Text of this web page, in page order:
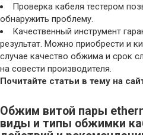
Проверка кабеля тестером
обнаружить проблему.
Качественный инструмент
результат. Можно приобрести и
случае качество обжима и срок
на совести производителя.
Почитайте статьи в тему на
Обжим витой пары
виды и типы обжимки